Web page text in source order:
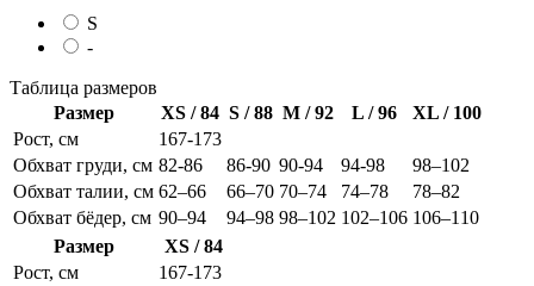
S
-
Таблица размеров
Размер
XS / 84 S / 88 M / 92 L / 96
XL / 100
Рост, см
167-173
Обхват груди, см 82-86 86-90 90-94 94-98
98–102
Обхват талии, см 62–66 66–70 70–74 74–78
78–82
Обхват бёдер, см 90–94 94–98 98–102 102–106 106–110
Размер
XS / 84
Рост, см
167-173